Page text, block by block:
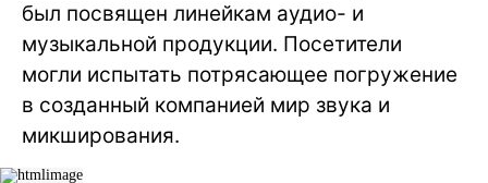
был посвящен линейкам аудио- и
музыкальной продукции. Посетители
могли испытать потрясающее погружение
в созданный компанией мир звука и
микширования.